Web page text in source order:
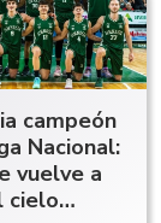
campeón
Nacional:
vuelve a
cielo